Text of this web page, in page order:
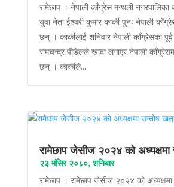
रामेछाप । नेपाली काँग्रेस मन्थली
युवा नेता ईश्वरी कुमार कार्की पुनः नेपाली
छन् । कार्कीलाई शनिवार नेपाली काँग्रेसका पूर्व
रामचन्द्र पौडेलले खादा लगाएर नेपाली
छन् । कार्कीले...
रामेछाप जेसीज २०२४ को अध्यक्षमा
२३ मंसिर २०८०, शनिबार
रामेछाप । रामेछाप जेसीज २०२४ को